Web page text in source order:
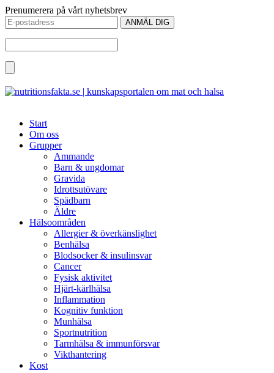
Prenumerera på vårt nyhetsbrev
Start
Om oss
Grupper
Ammande
Barn & ungdomar
Gravida
Idrottsutövare
Spädbarn
Äldre
Hälsoområden
Allergier & överkänslighet
Benhälsa
Blodsocker & insulinsvar
Cancer
Fysisk aktivitet
Hjärt-kärlhälsa
Inflammation
Kognitiv funktion
Munhälsa
Sportnutrition
Tarmhälsa & immunförsvar
Vikthantering
Kost